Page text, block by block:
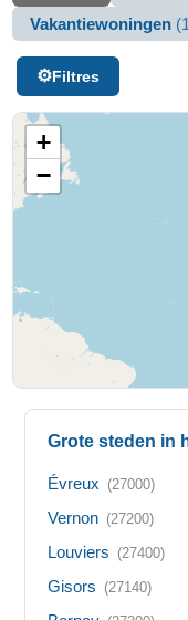
Vakantiewoningen
Filtres
+
−
Grote steden in
Évreux (27000)
Vernon (27200)
Louviers (27400)
Gisors (27140)